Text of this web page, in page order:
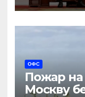
ОФС
Пожар на
Москву